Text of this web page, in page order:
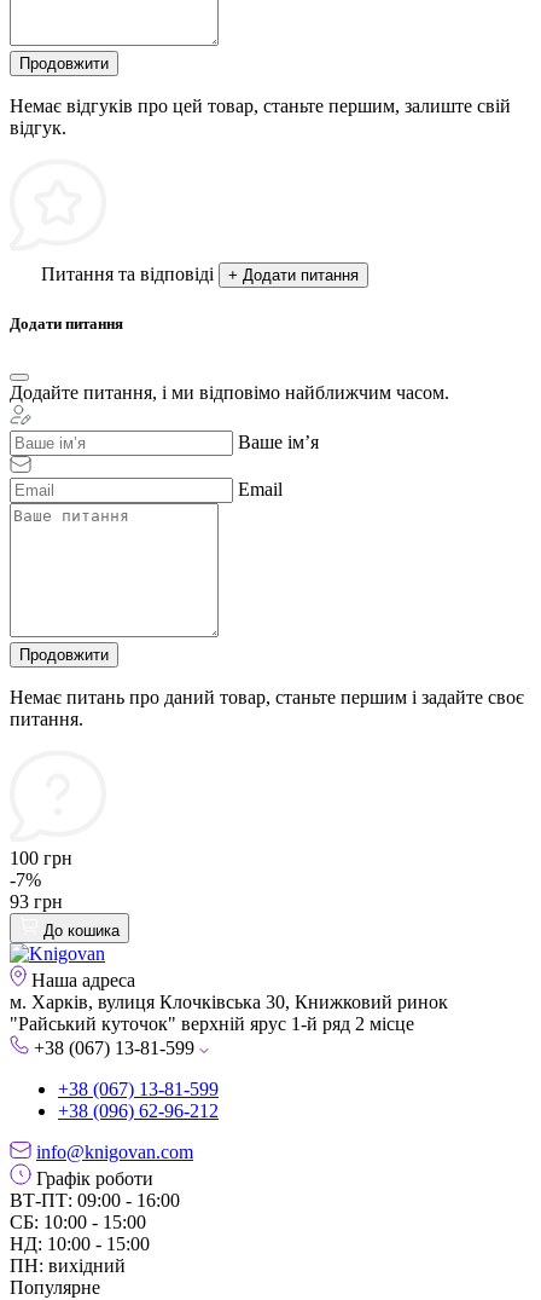
Продовжити
Немає відгуків про цей товар, станьте першим, залиште свій
відгук.
Питання та відповіді + Додати питання
Додати питання
Додайте питання, і ми відповімо найближчим часом.
Ваше ім’я
Email
Продовжити
Немає питань про даний товар, станьте першим і задайте своє
питання.
100 грн
-7%
93 грн
До кошика
Наша адреса
м. Харків, вулиця Клочківська 30, Книжковий ринок
"Райський куточок" верхній ярус 1-й ряд 2 місце
+38 (067) 13-81-599
+38 (067) 13-81-599
+38 (096) 62-96-212
info@knigovan.com
Графік роботи
ВТ-ПТ: 09:00 - 16:00
СБ: 10:00 - 15:00
НД: 10:00 - 15:00
ПН: вихідний
Популярне